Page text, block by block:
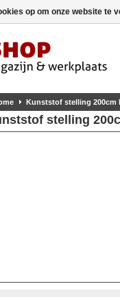
Kunststof stelling 200cm
stelling
op om onze website te